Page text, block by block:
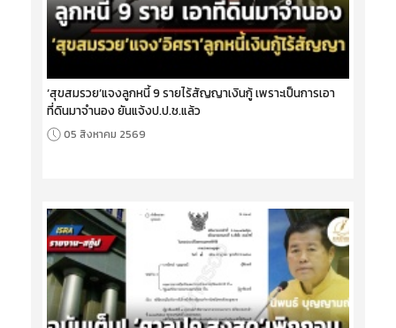
‘สุขสมรวย’แจงลูกหนี้ 9 รายไร้สัญญาเงินกู้ เพราะเป็นการเอา
ที่ดินมาจำนอง ยันแจ้งป.ป.ช.แล้ว
05 สิงหาคม 2569